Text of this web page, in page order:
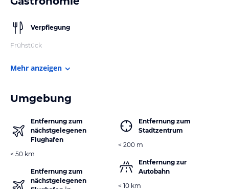
Verpflegung
Frühstück
Mehr anzeigen
Umgebung
Entfernung zum
nächstgelegenen
Flughafen
< 50 km
Entfernung zum
nächstgelegenen
Entfernung zum
Stadtzentrum
< 200 m
Entfernung zur
Autobahn
< 10 km